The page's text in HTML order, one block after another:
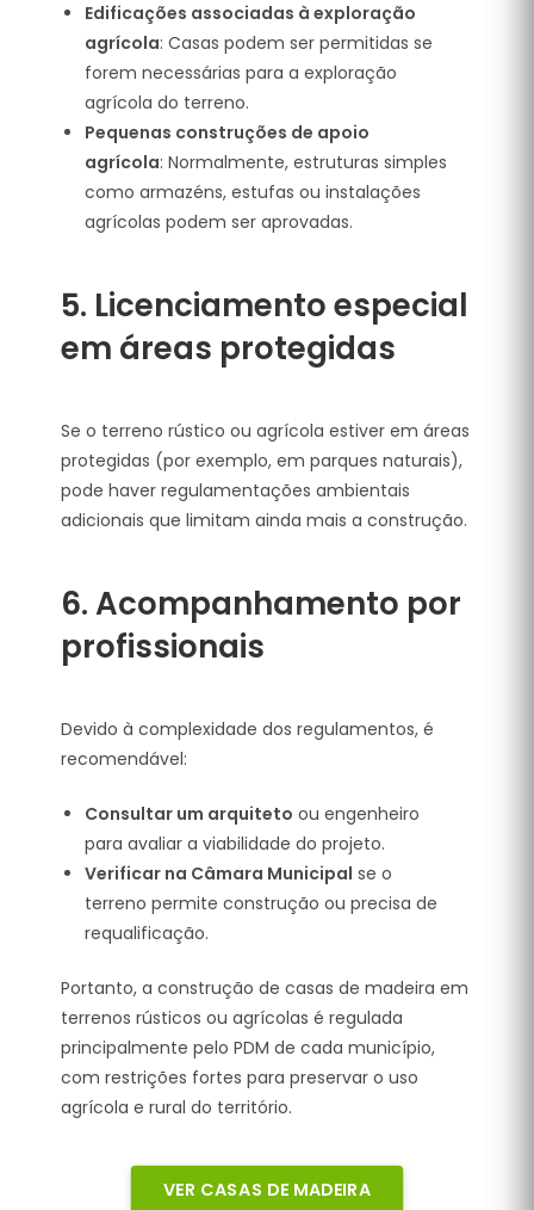
Edificações associadas à exploração
agrícola: Casas podem ser permitidas se
forem necessárias para a exploração
agrícola do terreno.
Pequenas construções de apoio
agrícola: Normalmente, estruturas simples
como armazéns, estufas ou instalações
agrícolas podem ser aprovadas.
5. Licenciamento especial
em áreas protegidas
Se o terreno rústico ou agrícola estiver em áreas
protegidas (por exemplo, em parques naturais),
pode haver regulamentações ambientais
adicionais que limitam ainda mais a construção.
6.Acompanhamento por
profissionais
Devido à complexidade dos regulamentos, é
recomendável:
Consultar um arquiteto ou engenheiro
para avaliar a viabilidade do projeto.
Verificar na Câmara Municipal se o
terreno permite construção ou precisa de
requalificação.
Portanto, a construção de casas de madeira em
terrenos rústicos ou agrícolas é regulada
principalmente pelo PDM de cada município,
com restrições fortes para preservar o uso
agrícola e rural do território.
VER CASAS DE MADEIRA